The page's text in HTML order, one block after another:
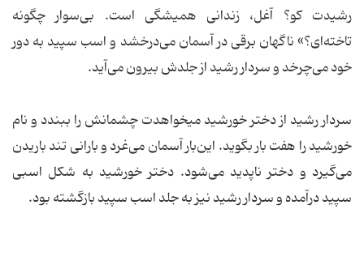
رشیدت کو؟ آغل، زندانی همیشگی است. بی‌سوار چگونه
تاخته‌ای؟» ناگهان برقی در آسمان می‌درخشد و اسب سپید به دور
خود می‌چرخد و سردار رشید از جلدش بیرون می‌آید.
سردار رشید از دختر خورشید میخواهدت چشمانش را ببندد و نام
خورشید را هفت بار بگوید. این‌بار آسمان می‌غرد و بارانی تند باریدن
می‌گیرد و دختر ناپدید می‌شود. دختر خورشید به شکل اسبی
سپید درآمده و سردار رشید نیز به جلد اسب سپید بازگشته بود.